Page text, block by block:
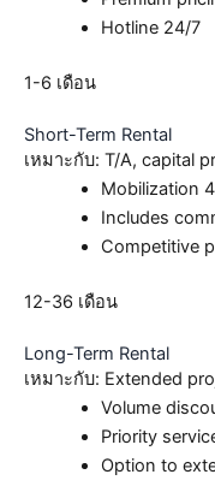
Hotline 24/7
1-6 เดือน
Short-Term Rental
เหมาะกับ: T/A, capital
Mobilization
Includes
Competitive
12-36 เดือน
Long-Term Rental
เหมาะกับ: Extended
Volume
Priority
Option to